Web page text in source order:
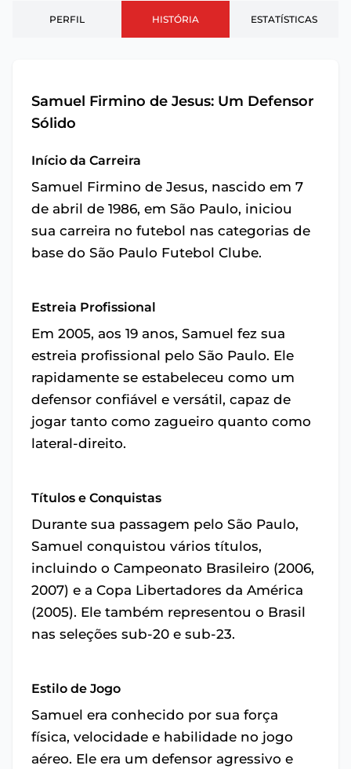
PERFIL HISTÓRIA ESTATÍSTICAS
Samuel Firmino de Jesus: Um Defensor
Sólido
Início da Carreira
Samuel Firmino de Jesus, nascido em 7
de abril de 1986, em São Paulo, iniciou
sua carreira no futebol nas categorias de
base do São Paulo Futebol Clube.
Estreia Profissional
Em 2005, aos 19 anos, Samuel fez sua
estreia profissional pelo São Paulo. Ele
rapidamente se estabeleceu como um
defensor confiável e versátil, capaz de
jogar tanto como zagueiro quanto como
lateral-direito.
Títulos e Conquistas
Durante sua passagem pelo São Paulo,
Samuel conquistou vários títulos,
incluindo o Campeonato Brasileiro (2006,
2007) e a Copa Libertadores da América
(2005). Ele também representou o Brasil
nas seleções sub-20 e sub-23.
Estilo de Jogo
Samuel era conhecido por sua força
física, velocidade e habilidade no jogo
aéreo. Ele era um defensor agressivo e